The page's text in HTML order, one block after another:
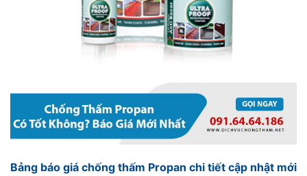
Bảng báo giá chống thấm Propan chi tiết cập nhật mới